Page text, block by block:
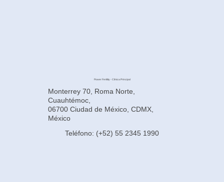
Power Fertility - Clínica Principal
Monterrey 70, Roma Norte,
Cuauhtémoc,
06700 Ciudad de México, CDMX,
México
Teléfono: (+52) 55 2345 1990